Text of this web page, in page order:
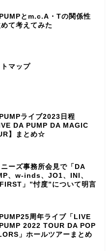
とm.c.A・Tの関係性
て考えてみた
マップ
ライブ2023日程
DA PUMP DA MAGIC
】まとめ☆
ニーズ事務所会見で「DA
、w-inds、JO1、INI、
」”忖度”について明言
周年ライブ「LIVE
2022 TOUR DA POP
」ホールツアーまとめ